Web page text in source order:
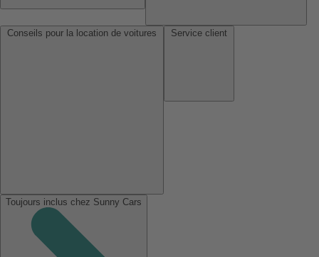
Toujours inclus chez Sunny Cars